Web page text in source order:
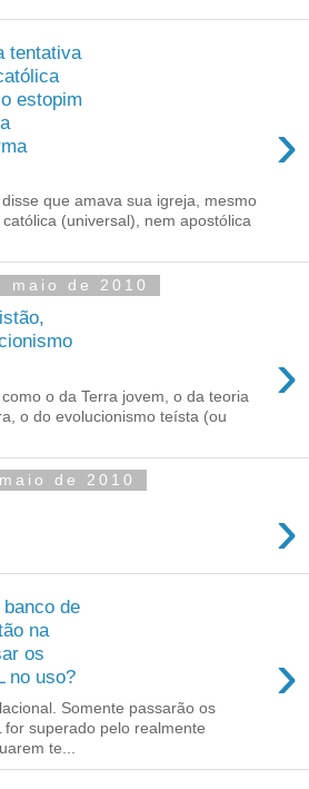
tentativa
estopim
›
que amava sua igreja, mesmo
(universal), nem apostólica
de 2010
›
o da Terra jovem, o da teoria
o do evolucionismo teísta (ou
de 2010
›
de
na
os
no uso?
›
Somente passarão os
for superado pelo realmente
te...